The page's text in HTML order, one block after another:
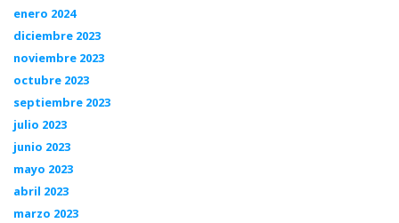
enero 2024
diciembre 2023
noviembre 2023
octubre 2023
septiembre 2023
julio 2023
junio 2023
mayo 2023
abril 2023
marzo 2023